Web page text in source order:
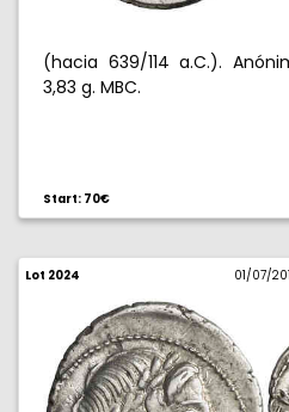
(hacia 639/114 a.C.).
3,83 g. MBC.
Start: 70€
Lot 2024 01/07/